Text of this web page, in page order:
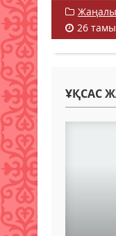
26
ҰҚСАС